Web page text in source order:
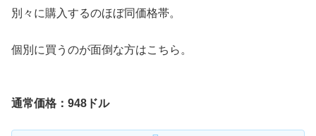
別々に購入するのほぼ同価格帯。
個別に買うのが面倒な方はこちら。
通常価格： 948 ドル